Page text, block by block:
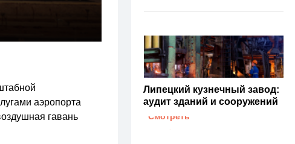
Смотреть
→
Липецкий кузнечный завод:
аудит зданий и сооружений
аэропорта
гавань